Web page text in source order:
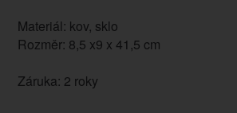
Materiál: kov, sklo
Rozměr: 8,5 x9 x 41,5 cm
Záruka: 2 roky